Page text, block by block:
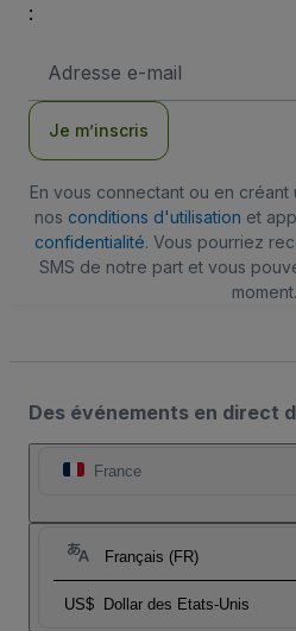
:
e-
Je m’inscris
En vous connectant ou en
nos conditions d'utilisation et
confidentialité. Vous pourriez
SMS de notre part et vous
moment.
Des événements en direct
France
Français (FR)
US$ Dollar des Etats-Unis